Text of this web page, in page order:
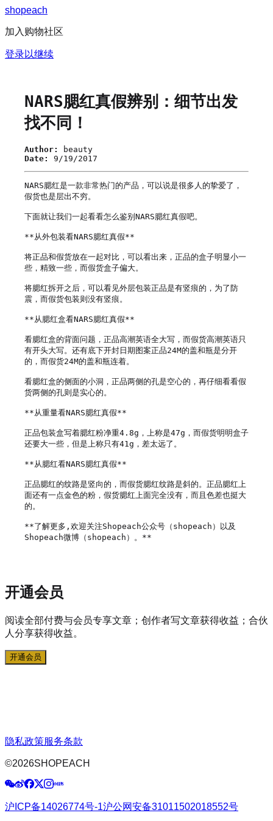
shopeach
加入购物社区
登录以继续
NARS腮红真假辨别：细节出发
找不同！
Author:
beauty
Date:
9/19/2017
NARS腮红是一款非常热门的产品，可以说是很多人的挚爱了，
假货也是层出不穷。
下面就让我们一起看看怎么鉴别NARS腮红真假吧。
**从外包装看NARS腮红真假**
将正品和假货放在一起对比，可以看出来，正品的盒子明显小一
些，精致一些，而假货盒子偏大。
将腮红拆开之后，可以看见外层包装正品是有竖痕的，为了防
震，而假货包装则没有竖痕。
**从腮红盒看NARS腮红真假**
看腮红盒的背面问题，正品高潮英语全大写，而假货高潮英语只
有开头大写。还有底下开封日期图案正品24M的盖和瓶是分开
的，而假货24M的盖和瓶连着。
看腮红盒的侧面的小洞，正品两侧的孔是空心的，再仔细看看假
货两侧的孔则是实心的。
**从重量看NARS腮红真假**
正品包装盒写着腮红粉净重4.8g，上称是47g，而假货明明盒子
还要大一些，但是上称只有41g，差太远了。
**从腮红看NARS腮红真假**
正品腮红的纹路是竖向的，而假货腮红纹路是斜的。正品腮红上
面还有一点金色的粉，假货腮红上面完全没有，而且色差也挺大
的。
**了解更多,欢迎关注Shopeach公众号（shopeach）以及
开通会员
阅读全部付费与会员专享文章；创作者写文章获得收益；合伙
人分享获得收益。
开通会员
隐私政策服务条款
©2026SHOPEACH
沪ICP备14026774号-1沪公网安备31011502018552号